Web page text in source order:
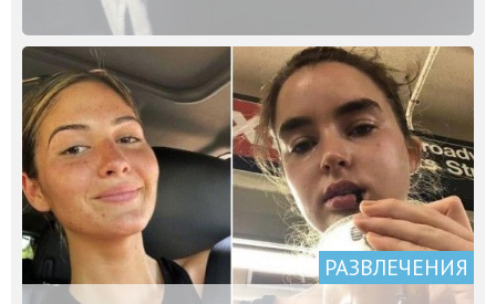
РАЗВЛЕЧЕНИЯ